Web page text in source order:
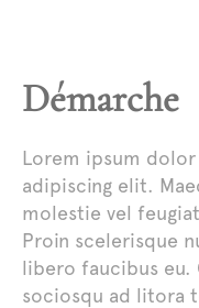
Démarche
Lorem ipsum
adipiscing elit.
molestie vel
Proin scelerisque
libero faucibus eu.
sociosqu ad litora